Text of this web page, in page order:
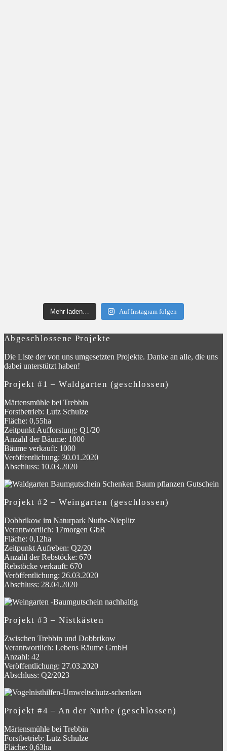
Mehr laden… Auf Instagram folgen
Abgeschlossene Projekte
Die Liste der von uns umgesetzten Projekte. Danke an alle, die uns
dabei unterstützt haben!
Projekt #1 – Waldgarten (geschlossen)
Märtensmühle bei Trebbin
Forstbetrieb: Lutz Schulze
Fläche: 0,55ha
Zeitpunkt Aufforstung: Q1/20
Anzahl der Bäume: 1000
Bäume verkauft: 1000
Veröffentlichung: 30.01.2020
Abschluss: 10.03.2020
Projekt #2 – Weingarten (geschlossen)
Dobbrikow im Naturpark Nuthe-Nieplitz
Verantwortlich: 17morgen GbR
Fläche: 0,12ha
Zeitpunkt Aufreben: Q2/20
Anzahl der Rebstöcke: 670
Rebstöcke verkauft: 670
Veröffentlichung: 26.03.2020
Abschluss: 28.04.2020
Projekt #3 – Nistkästen
Zwischen Trebbin und Dobbrikow
Verantwortlich: Lebens Räume GmbH
Anzahl: 42
Veröffentlichung: 27.03.2020
Abschluss: Q2/2023
Projekt #4 – An der Nuthe (geschlossen)
Märtensmühle bei Trebbin
Forstbetrieb: Lutz Schulze
Fläche: 0,63ha